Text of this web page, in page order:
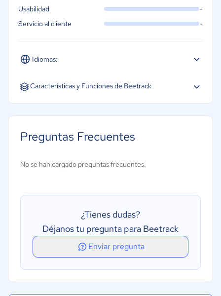
Idiomas:
Español
Usabilidad -
Servicio al cliente -
Características y Funciones de Beetrack
Gestión de pedidos
Seguimiento de conductores en vivo
Seguimiento del kilometraje
Preguntas Frecuentes
No se han cargado preguntas frecuentes.
¿Tienes dudas?
Déjanos tu pregunta para Beetrack
Enviar pregunta